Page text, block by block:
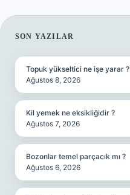
SIDEBAR
SON YAZILAR
Topuk yükseltici ne işe yarar ?
Ağustos 8, 2026
Kil yemek ne eksikliğidir ?
Ağustos 7, 2026
Bozonlar temel parçacık mı ?
Ağustos 6, 2026